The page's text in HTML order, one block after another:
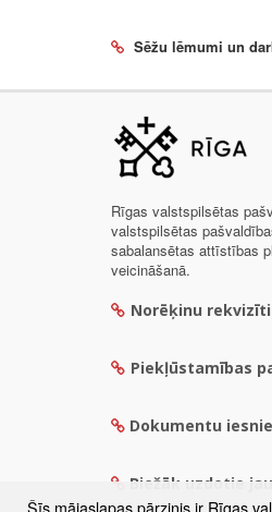
Sēžu lēmumi un
Rīgas valstspilsētas
valstspilsētas
sabalansētas attīstības
veicināšanā.
Norēķinu rekvizīti
Piekļūstamības
Dokumentu
Biežāk uzdotie
Šīs mājaslapas pārzinis ir Rīgas